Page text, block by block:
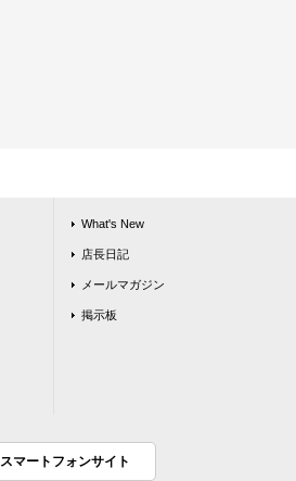
What's New
店長日記
メールマガジン
掲示板
スマートフォンサイト